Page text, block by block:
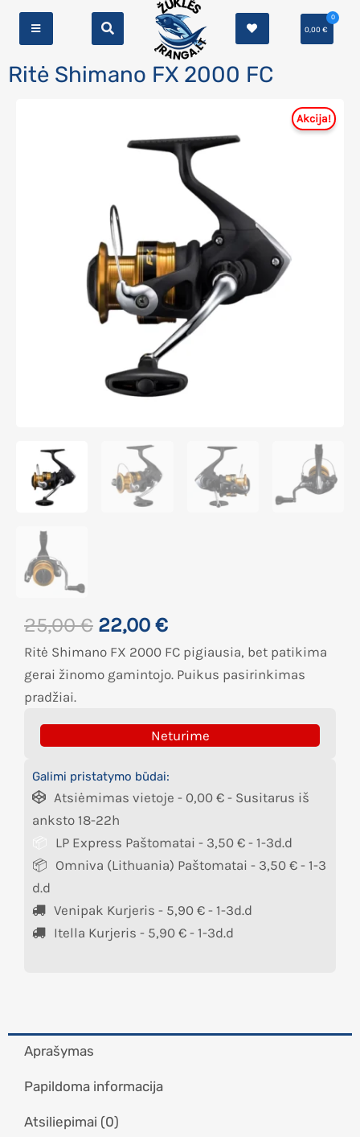
0,00€
0
Ritė Shimano FX 2000 FC
25,00€ 22,00 €
Ritė Shimano FX 2000 FC pigiausia, bet patikima
gerai žinomo gamintojo. Puikus pasirinkimas
pradžiai.
Neturime
Galimi pristatymo būdai:
Atsiėmimas vietoje - 0,00 € - Susitarus iš
anksto 18-22h
LP Express Paštomatai - 3,50 € - 1-3d.d
Omniva (Lithuania) Paštomatai - 3,50 € - 1-3
d.d
Venipak Kurjeris - 5,90 € - 1-3d.d
Itella Kurjeris - 5,90 € - 1-3d.d
Aprašymas
Papildoma informacija
Atsiliepimai (0)